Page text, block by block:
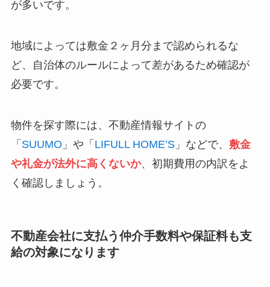
が多いです。
地域によっては敷金２ヶ月分まで認められるな
ど、自治体のルールによって差があるため確認が
必要です。
物件を探す際には、不動産情報サイトの
「 SUUMO 」や「 LIFULL HOME’S」などで、 敷金
や礼金が法外に高くないか、初期費用の内訳をよ
く確認しましょう。
不動産会社に支払う仲介手数料や保証料も支
給の対象になります